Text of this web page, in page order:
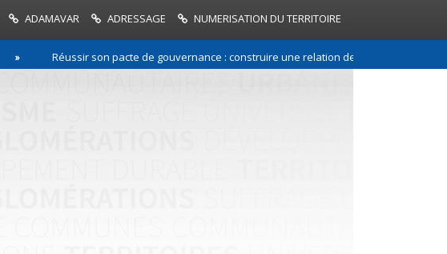
ADAMAVAR ADRESSAGE NUMERISATION DU TERRITOIRE
Réussir son pacte de gouvernance : construire une relation de confiance entre les